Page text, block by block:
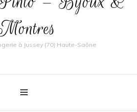
à Jussey (70) Haute-Saône